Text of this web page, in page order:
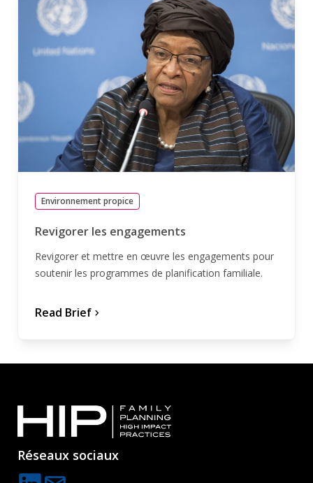
Environnement propice
Revigorer les engagements
Revigorer et mettre en œuvre les engagements pour
soutenir les programmes de planification familiale.
Read Brief chevron_forward
Réseaux sociaux